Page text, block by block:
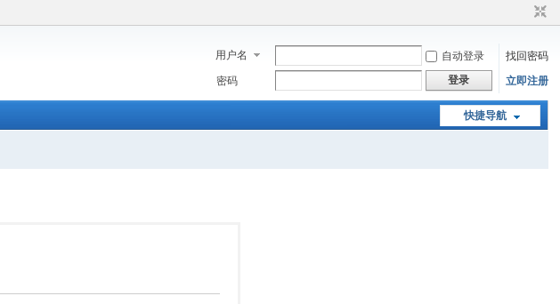
用户名 自动登录
找回密码
密码
登录 立即注册
快捷导航